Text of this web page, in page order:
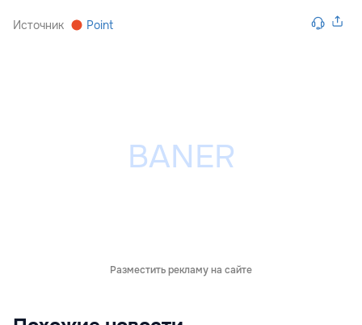
Источник Point
Разместить рекламу на сайте